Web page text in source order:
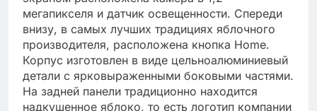
мегапикселя и датчик освещенности. Спереди
внизу, в самых лучших традициях яблочного
производителя, расположена кнопка Home.
Корпус изготовлен в виде цельноалюминиевый
детали с ярковыраженными боковыми частями.
На задней панели традиционно находится
надкушенное яблоко, то есть логотип компании